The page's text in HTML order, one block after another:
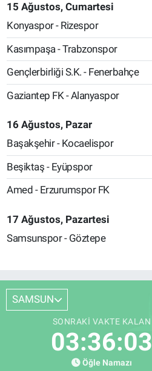
15 Ağustos, Cumartesi
Konyaspor - Rizespor
Kasımpaşa - Trabzonspor
Gençlerbirliği S.K. - Fenerbahçe
Gaziantep FK - Alanyaspor
16 Ağustos, Pazar
Başakşehir - Kocaelispor
Beşiktaş - Eyüpspor
Amed - Erzurumspor FK
17 Ağustos, Pazartesi
Samsunspor - Göztepe
SAMSUN
SONRAKI VAKTE KALAN
03:36:02
Öğle Namazı